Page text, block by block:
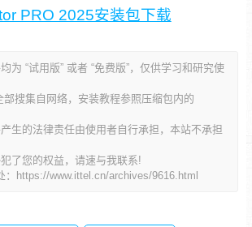
PRO 2025安装包下载
为 “试用版” 或者 “免费版”，仅供学习和研究使
部搜集自网络，安装教程参照压缩包内的
生的法律责任由使用者自行承担，本站不承担
了您的权益，请速与我联系!
https://www.ittel.cn/archives/9616.html